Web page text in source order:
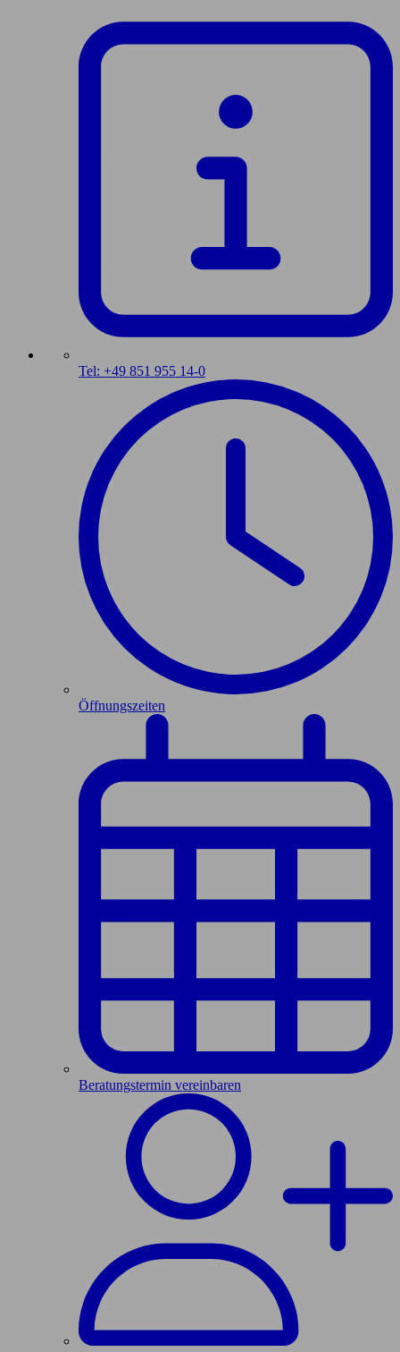
Tel: +49 851 955 14-0
Öffnungszeiten
Beratungstermin vereinbaren